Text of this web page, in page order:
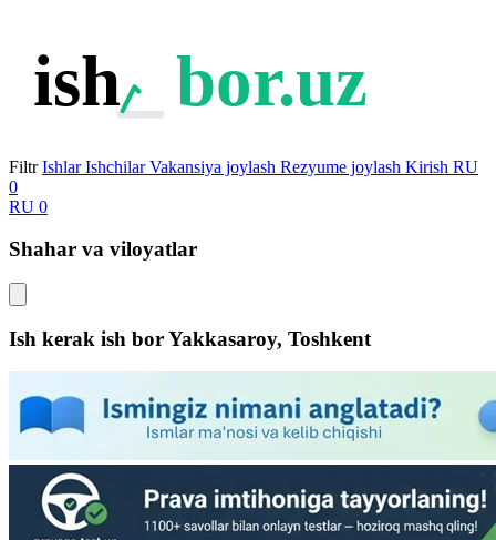
ish bor.uz
Filtr Ishlar Ishchilar Vakansiya joylash Rezyume joylash Kirish RU
0
RU 0
Shahar va viloyatlar
Ish kerak ish borYakkasaroy, Toshkent